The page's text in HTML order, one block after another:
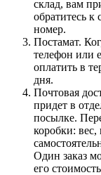
склад, вам
обратитесь к
номер.
Постамат.
телефон или
оплатить в
дня.
Почтовая
придет в
посылке.
коробки: вес,
Один заказ
его